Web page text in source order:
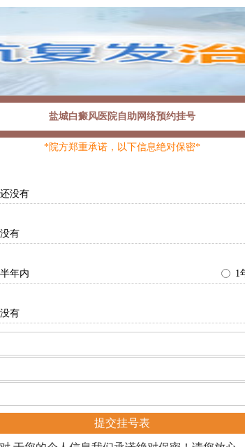
盐城白癜风医院自助网络预约挂号
*院方郑重承诺，以下信息绝对保密*
还没有
没有
半年内 1
没有